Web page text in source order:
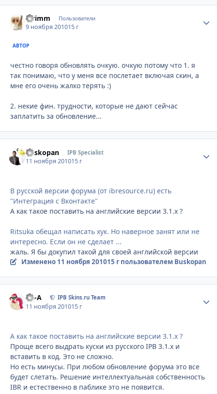
swimm Пользователи
9 ноября 201015 г
АВТОР
честно говоря обновлять очкую. очкую потому что 1. я
так понимаю, что у меня все послетает включая скин, а
мне его очень жалко терять :)
2. некие фин. трудности, которые не дают сейчас
заплатить за обновление...
Buskopan IPB Specialist
11 ноября 201015 г
В русской версии форума (от ibresource.ru) есть
"Интеграция с Вконтакте"
А как такое поставить на английские версии 3.1.х ?
Ritsuka обещал написать хук. Но наверное занят или не
интересно. Если он не сделает ...
жаль. Я бы докупил такой для своей английской версии
Изменено 11 ноября 201015 гпользователем Buskopan
Ph-A IPB Skins.ru Team
11 ноября 201015 г
А как такое поставить на английские версии 3.1.х ?
Проще всего выдрать куски из русского IPB 3.1.х и
вставить в код. Это не сложно.
Но есть минусы. При любом обновление форума это все
будет слетать. Решение интеллектуальная собственность
IBR и естественно в паблике это не появится.